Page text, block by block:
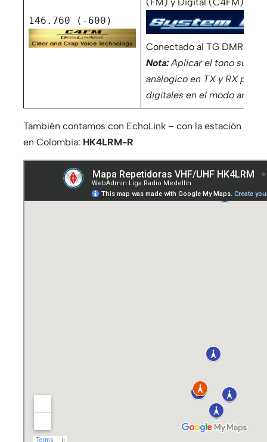
146.760 (-600)
Conectado al TG DMR
Nota:Aplicar el tono
análogico en TX y RX para
digitales en el modo
También contamos con EchoLink – con la estación
en Colombia: HK4LRM-R